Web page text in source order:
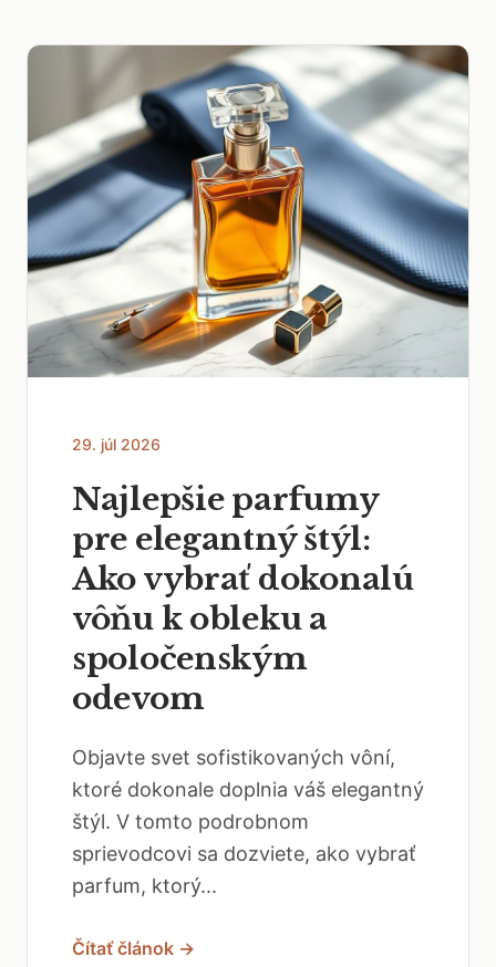
29. júl 2026
Najlepšie parfumy
pre elegantný štýl:
Ako vybrať dokonalú
vôňu k obleku a
spoločenským
odevom
Objavte svet sofistikovaných vôní,
ktoré dokonale doplnia váš elegantný
štýl. V tomto podrobnom
sprievodcovi sa dozviete, ako vybrať
parfum, ktorý...
Čítať článok →